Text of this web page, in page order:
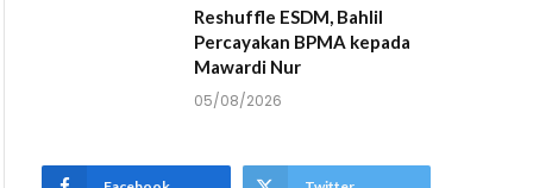
Reshuffle ESDM, Bahlil
Percayakan BPMA kepada
Mawardi Nur
05/08/2026